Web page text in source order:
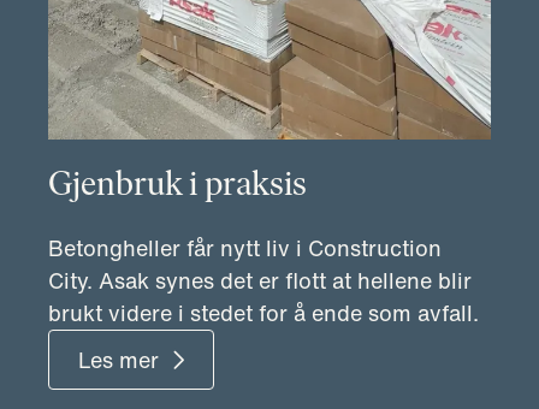
Gjenbruk i praksis
Betongheller får nytt liv i Construction
City. Asak synes det er flott at hellene blir
brukt videre i stedet for å ende som avfall.
Les mer